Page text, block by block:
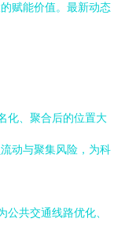
赋能价值。最新动态
化、聚合后的位置大
动与聚集风险，为科
公共交通线路优化、